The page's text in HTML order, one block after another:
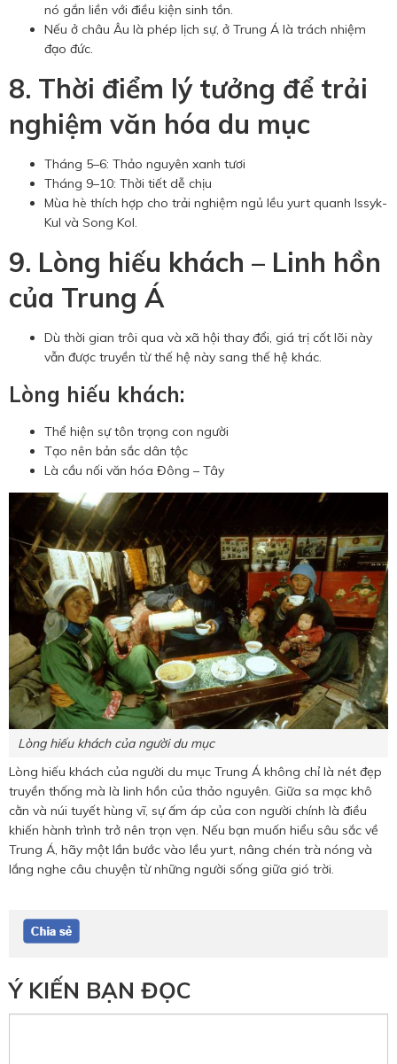
nó gắn liền với điều kiện sinh tồn.
Nếu ở châu Âu là phép lịch sự, ở Trung Á là trách nhiệm
đạo đức.
8. Thời điểm lý tưởng để trải
nghiệm văn hóa du mục
Tháng 5–6: Thảo nguyên xanh tươi
Tháng 9–10: Thời tiết dễ chịu
Mùa hè thích hợp cho trải nghiệm ngủ lều yurt quanh Issyk-
Kul và Song Kol.
9. Lòng hiếu khách – Linh hồn
của Trung Á
Dù thời gian trôi qua và xã hội thay đổi, giá trị cốt lõi này
vẫn được truyền từ thế hệ này sang thế hệ khác.
Lòng hiếu khách:
Thể hiện sự tôn trọng con người
Tạo nên bản sắc dân tộc
Là cầu nối văn hóa Đông – Tây
Lòng hiếu khách của người du mục
Lòng hiếu khách của người du mục Trung Á không chỉ là nét đẹp
truyền thống mà là linh hồn của thảo nguyên. Giữa sa mạc khô
cằn và núi tuyết hùng vĩ, sự ấm áp của con người chính là điều
khiến hành trình trở nên trọn vẹn. Nếu bạn muốn hiểu sâu sắc về
Trung Á, hãy một lần bước vào lều yurt, nâng chén trà nóng và
lắng nghe câu chuyện từ những người sống giữa gió trời.
Ý KIẾN BẠN ĐỌC